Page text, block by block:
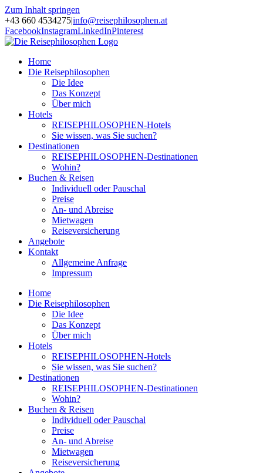
Zum Inhalt springen
+43 660 4534275|info@reisephilosophen.at
FacebookInstagramLinkedInPinterest
Home
Die Reisephilosophen
Die Idee
Das Konzept
Über mich
Hotels
REISEPHILOSOPHEN-Hotels
Sie wissen, was Sie suchen?
Destinationen
REISEPHILOSOPHEN-Destinationen
Wohin?
Buchen & Reisen
Individuell oder Pauschal
Preise
An- und Abreise
Mietwagen
Reiseversicherung
Angebote
Kontakt
Allgemeine Anfrage
Impressum
Home
Die Reisephilosophen
Die Idee
Das Konzept
Über mich
Hotels
REISEPHILOSOPHEN-Hotels
Sie wissen, was Sie suchen?
Destinationen
REISEPHILOSOPHEN-Destinationen
Wohin?
Buchen & Reisen
Individuell oder Pauschal
Preise
An- und Abreise
Mietwagen
Reiseversicherung